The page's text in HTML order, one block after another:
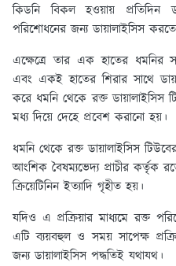
কিডনি বিকল হওয়ায় প্রতিদিন
পরিশোধনের জন্য ডায়ালাইসিস
এক্ষেত্রে তার এক হাতের ধমনির
এবং একই হাতের শিরার সাথে
করে ধমনি থেকে রক্ত ডায়ালাইসিস
মধ্য দিয়ে দেহে প্রবেশ করানো হয়।
ধমনি থেকে রক্ত ডায়ালাইসিস
আংশিক বৈষম্যভেদ্য প্রাচীর কর্তৃক
ক্রিয়েটিনিন ইত্যাদি গৃহীত হয়।
যদিও এ প্রক্রিয়ার মাধ্যমে রক্ত
এটি ব্যয়বহুল ও সময় সাপেক্ষ
জন্য ডায়ালাইসিস পদ্ধতিই যথাযথ।